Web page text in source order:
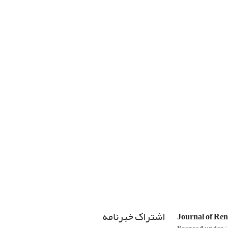
Journal of اشتراک خبرنامه